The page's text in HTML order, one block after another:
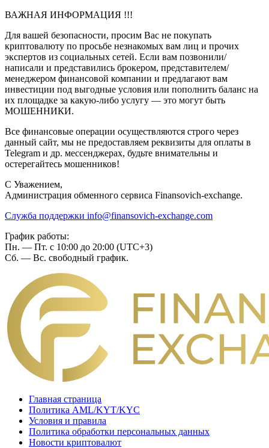
ВАЖНАЯ ИНФОРМАЦИЯ !!!
Для вашей безопасности, просим Вас не покупать
криптовалюту по просьбе незнакомых вам лиц и прочих
экспертов из социальных сетей. Если вам позвонили/
написали и представились брокером, представителем/
менеджером финансовой компании и предлагают вам
инвестиции под выгодные условия или пополнить баланс на
их площадке за какую-либо услугу — это могут быть
МОШЕННИКИ.
Все финансовые операции осуществляются строго через
данный сайт, мы не предоставляем реквизиты для оплаты в
Telegram и др. мессенджерах, будьте внимательны и
остерегайтесь мошенников!
C Уважением,
Администрация обменного сервиса Finansovich-exchange.
Служба поддержки info@finansovich-exchange.com
График работы:
Пн. — Пт. с 10:00 до 20:00 (UTC+3)
Сб. — Вс. свободный график.
Главная страница
Политика AML/KYT/KYC
Условия и правила
Политика обработки персональных данных
Новости криптовалют